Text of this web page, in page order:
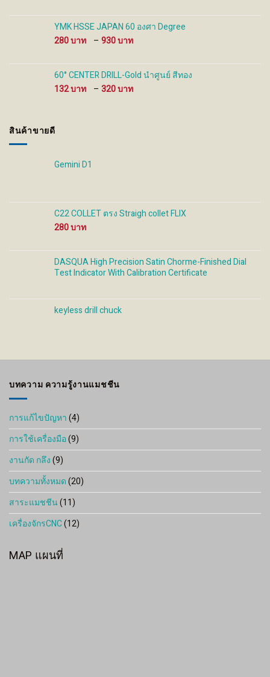
100 ฿
through
YMK HSSE JAPAN 60 องศา Degree
280
– 930
280 ฿
through
930 ฿
60° CENTER DRILL-Gold นำศูนย์ สีทอง
132
– 320
สินค้าขายดี
Gemini D1
C22 COLLET ตรง Straigh collet FLIX
280
DASQUA High Precision Satin Chorme-Finished Dial
Test Indicator With Calibration Certificate
keyless drill chuck
บทความ ความรู้งานแมชชีน
การแก้ไขปัญหา(4)
การใช้เครื่องมือ(9)
งานกัด กลึง(9)
บทความทั้งหมด(20)
สาระแมชชีน(11)
เครื่องจักรCNC(12)
MAP แผนที่